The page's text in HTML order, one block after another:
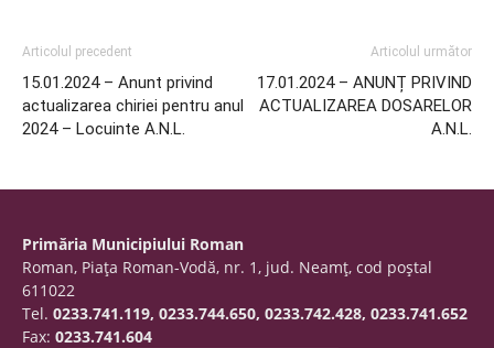
Articolul precedent
15.01.2024 – Anunt privind
actualizarea chiriei pentru anul
2024 – Locuinte A.N.L.
Articolul următor
17.01.2024 – ANUNȚ PRIVIND
ACTUALIZAREA DOSARELOR
A.N.L.
Primăria Municipiului Roman
Roman, Piaţa Roman-Vodă, nr. 1, jud. Neamţ, cod poştal
611022
Tel. 0233.741.119, 0233.744.650, 0233.742.428, 0233.741.652
Fax: 0233.741.604